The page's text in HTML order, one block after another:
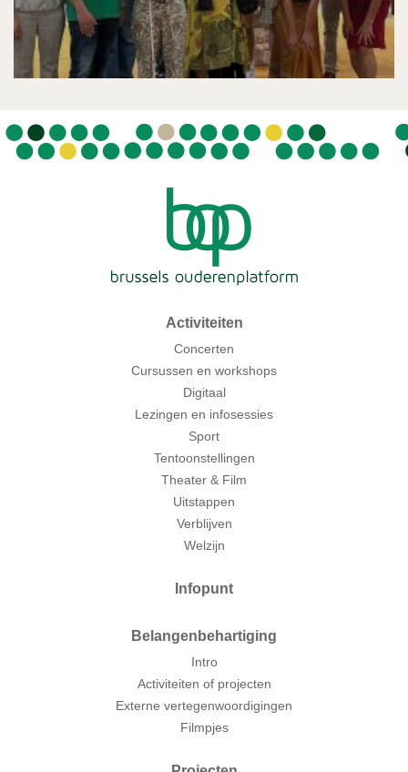
Activiteiten
Concerten
Cursussen en workshops
Digitaal
Lezingen en infosessies
Sport
Tentoonstellingen
Theater & Film
Uitstappen
Verblijven
Welzijn
Infopunt
Belangenbehartiging
Intro
Activiteiten of projecten
Externe vertegenwoordigingen
Filmpjes